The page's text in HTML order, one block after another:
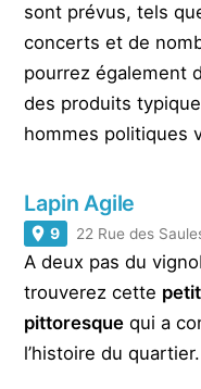
sont prévus, tels
concerts et de
pourrez également
des produits
hommes politiques
Lapin Agile
9 22 Rue des
A deux pas du
trouverez cette
pittoresque qui a
l’histoire du quartier.